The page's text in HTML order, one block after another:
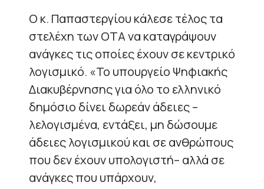
Ο κ. Παπαστεργίου κάλεσε τέλος τα
στελέχη των ΟΤΑ να καταγράψουν
ανάγκες τις οποίες έχουν σε κεντρικό
λογισμικό. «Το υπουργείο Ψηφιακής
Διακυβέρνησης για όλο το ελληνικό
δημόσιο δίνει δωρεάν άδειες –
λελογισμένα, εντάξει, μη δώσουμε
άδειες λογισμικού και σε ανθρώπους
που δεν έχουν υπολογιστή– αλλά σε
ανάγκες που υπάρχουν,